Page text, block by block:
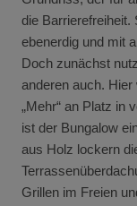
die Barrierefreiheit.
ebenerdig und mit
Doch zunächst
anderen auch.
„Mehr“ an Platz in
ist der Bungalow
aus Holz lockern
Grillen im Freien